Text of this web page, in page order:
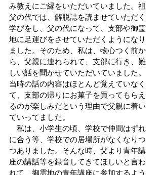
み教えにご縁をいただいていました。祖
父の代では、解脱誌を読ませていただく
学びをし、父の代になって、支部や御霊
地に足運びをさせていただくようになり
ました。そのため、私は、物心つく前か
ら、父親に連れられて、支部に行き、難
しい話を聞かせていただいていました。
当時の話の内容はほとんど覚えていなく
て、支部の帰りにお菓子を買ってもらえ
るのが楽しみだという理由で父親に着い
ていってました。
私は、小学生の頃、学校で仲間はずれ
に合う等、学校での居場所がなくなりつ
つありました。そんな時、父より青年講
座の講話等を録音してきてほしいと言わ
れて、御霊地の青年講座に参加するよう